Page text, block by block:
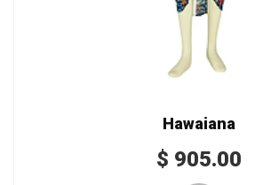
Hawaiana
$ 905.00